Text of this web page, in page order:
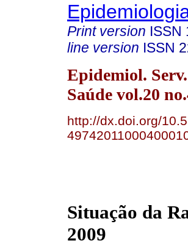
Print version ISSN
line version ISSN
Epidemiol. Serv.
Saúde vol.20
http://dx.doi.org/
Situação da
2009